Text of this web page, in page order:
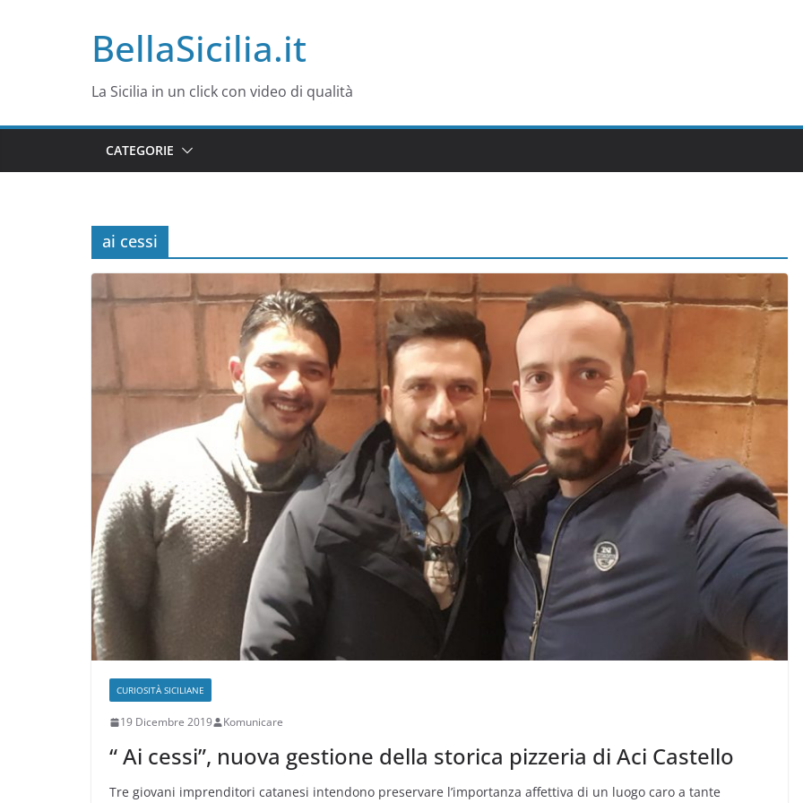
BellaSicilia.it
La Sicilia in un click con video di qualità
CATEGORIE
ai cessi
CURIOSITÀ SICILIANE
19 Dicembre 2019 Komunicare
“ Ai cessi”, nuova gestione della storica pizzeria di Aci Castello
Tre giovani imprenditori catanesi intendono preservare l’importanza affettiva di un luogo caro a tante